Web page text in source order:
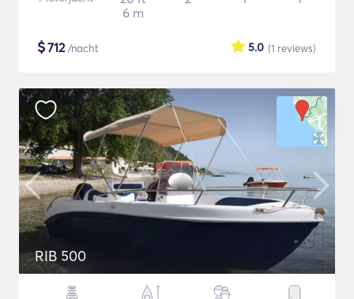
6 m
$712/nacht (1 reviews)
5.0
RIB 500